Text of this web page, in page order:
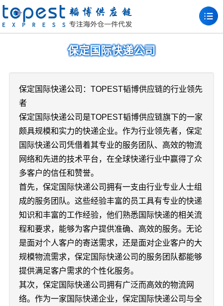
保定国际快递公司
保定国际快递公司：TOPEST韬博供应链的行业领先
者
保定国际快递公司是TOPEST韬博供应链旗下的一家
颇具规模和实力的快递企业。作为行业领先者，保定
国际快递公司凭借着其专业的服务团队、高效的物流
网络和先进的技术平台，在全球快递行业中赢得了众
多客户的信任和赞誉。
首先，保定国际快递公司拥有一支由行业专业人士组
成的服务团队。这些经验丰富的员工具有专业的快递
知识和丰富的工作经验，他们熟悉国际快递的相关流
程和要求，能够为客户提供准确、高效的服务。无论
是面对个人客户的寄送需求，还是面对企业客户的大
规模物流需求，保定国际快递公司的服务团队都能够
提供满足客户需求的个性化服务。
其次，保定国际快递公司拥有广泛而高效的物流网
络。作为一家国际快递企业，保定国际快递公司与全